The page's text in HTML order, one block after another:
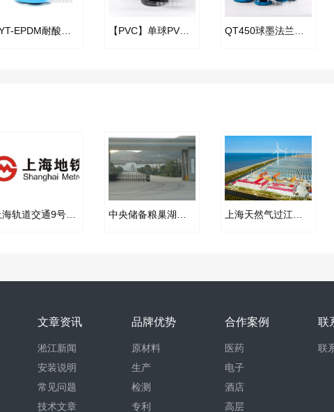
【PVC】单球PVC法兰橡胶接头
上海轨道交通9号线三标段工程吊式弹簧减震器合同项目 中央储备粮巢湖直属库金属软管合同 上海天然气过江隧道耐油橡胶补偿器合同项目
文章资讯
淞江新闻
安装说明
常见问题
技术文章
品牌优势
原材料
生产
检测
专利
合作案例
医药
电子
酒店
高层
联
联